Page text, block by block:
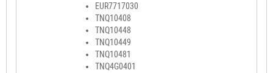
EUR7717030
TNQ10408
TNQ10448
TNQ10449
TNQ10481
TNQ4G0401